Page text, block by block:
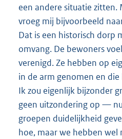
een andere situatie zitten.
vroeg mij bijvoorbeeld
Dat is een historisch dorp
omvang. De bewoners
verenigd. Ze hebben op
in de arm genomen en
Ik zou eigenlijk bijzonder
geen uitzondering op —
groepen duidelijkheid
hoe, maar we hebben